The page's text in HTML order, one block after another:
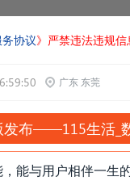
务协议》严禁违法违规信
广东 东莞
发布——115生活_
能与用户相伴一